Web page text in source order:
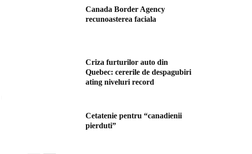
Canada Border Agency
recunoasterea faciala
Criza furturilor auto din
Quebec: cererile de despagubiri
ating niveluri record
Cetatenie pentru “canadienii
pierduti”